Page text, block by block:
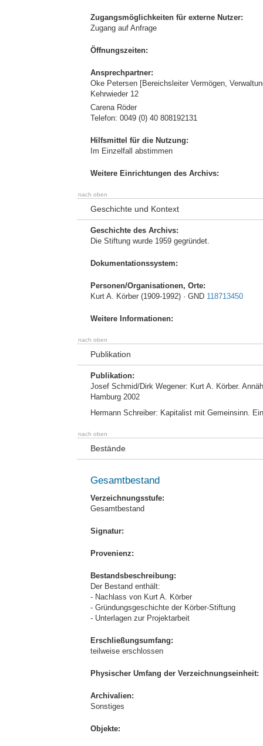
Zugangsmöglichkeiten für externe Nutzer:
Zugang auf Anfrage
Öffnungszeiten:
Ansprechpartner:
Oke Petersen [Bereichsleiter Vermögen,
Kehrwieder 12
Carena Röder
Telefon: 0049 (0) 40 808192131
Hilfsmittel für die Nutzung:
Im Einzelfall abstimmen
Weitere Einrichtungen des Archivs:
nach oben
Geschichte und Kontext
Geschichte des Archivs:
Die Stiftung wurde 1959 gegründet.
Dokumentationssystem:
Personen/Organisationen, Orte:
Kurt A. Körber (1909-1992) · GND 118713450
Weitere Informationen:
nach oben
Publikation
Publikation:
Josef Schmid/Dirk Wegener: Kurt A. Körber.
Hamburg 2002
Hermann Schreiber: Kapitalist mit Gemeinsinn.
nach oben
Bestände
Gesamtbestand
Verzeichnungsstufe:
Gesamtbestand
Signatur:
Provenienz:
Bestandsbeschreibung:
Der Bestand enthält:
- Nachlass von Kurt A. Körber
- Gründungsgeschichte der Körber-Stiftung
- Unterlagen zur Projektarbeit
Erschließungsumfang:
teilweise erschlossen
Physischer Umfang der Verzeichnungseinheit:
Archivalien:
Sonstiges
Objekte: